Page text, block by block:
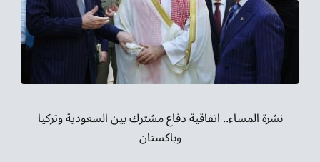
نشرة المساء.. اتفاقية دفاع مشترك بين السعودية وتركيا
وباكستان